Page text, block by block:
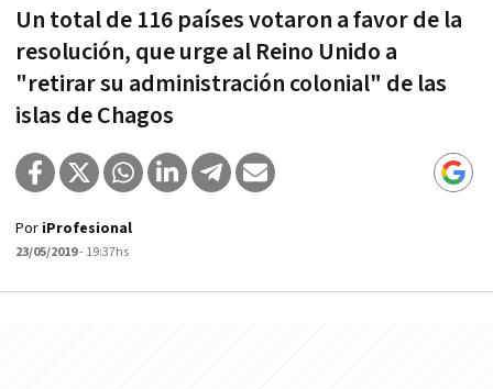
Un total de 116 países votaron a favor de la
resolución, que urge al Reino Unido a
"retirar su administración colonial" de las
islas de Chagos
Por iProfesional
23/05/2019- 19:37hs